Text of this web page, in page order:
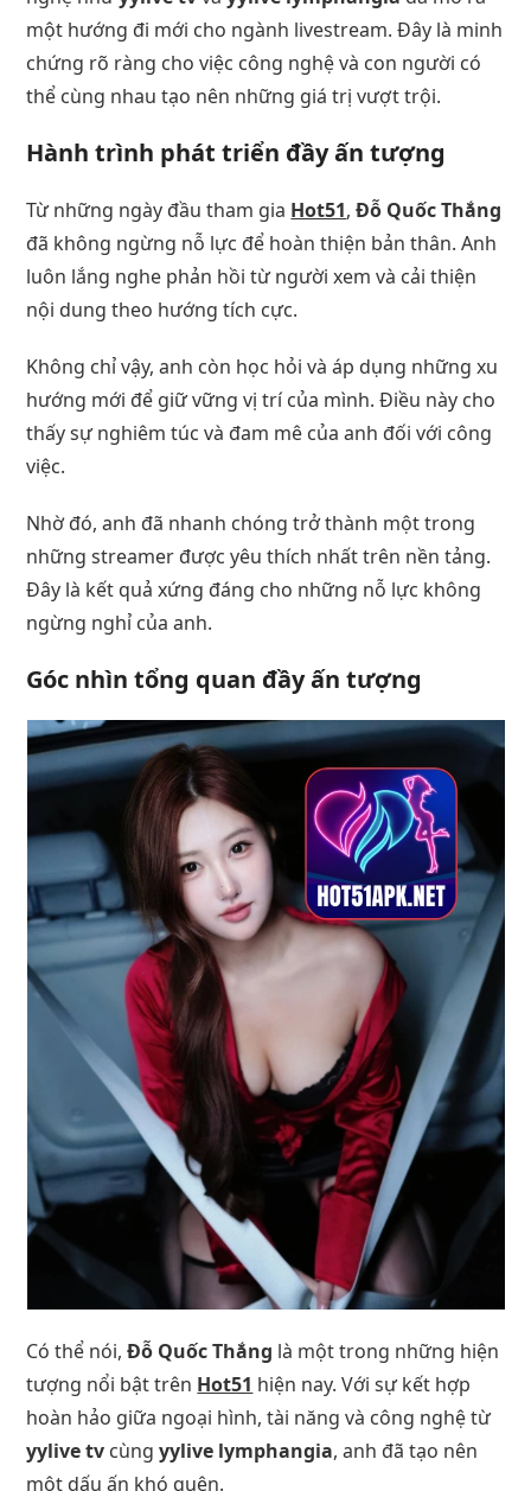
một hướng đi mới cho ngành livestream. Đây là minh
chứng rõ ràng cho việc công nghệ và con người có
thể cùng nhau tạo nên những giá trị vượt trội.
Hành trình phát triển đầy ấn tượng
Từ những ngày đầu tham gia Hot51,Đỗ Quốc Thắng
đã không ngừng nỗ lực để hoàn thiện bản thân. Anh
luôn lắng nghe phản hồi từ người xem và cải thiện
nội dung theo hướng tích cực.
Không chỉ vậy, anh còn học hỏi và áp dụng những xu
hướng mới để giữ vững vị trí của mình. Điều này cho
thấy sự nghiêm túc và đam mê của anh đối với công
việc.
Nhờ đó, anh đã nhanh chóng trở thành một trong
những streamer được yêu thích nhất trên nền tảng.
Đây là kết quả xứng đáng cho những nỗ lực không
ngừng nghỉ của anh.
Góc nhìn tổng quan đầy ấn tượng
Có thể nói,Đỗ Quốc Thắng là một trong những hiện
tượng nổi bật trên Hot51 hiện nay. Với sự kết hợp
hoàn hảo giữa ngoại hình, tài năng và công nghệ từ
yylive tv cùngyylive lymphangia, anh đã tạo nên
một dấu ấn khó quên.